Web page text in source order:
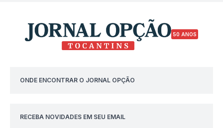
50 ANOS
ONDE ENCONTRAR O JORNAL OPÇÃO
RECEBA NOVIDADES EM SEU EMAIL